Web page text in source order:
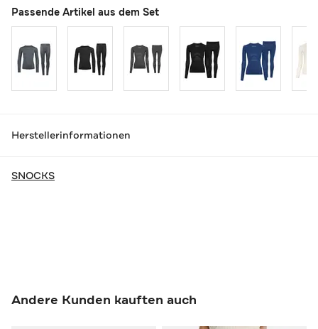
Passende Artikel aus dem Set
Herstellerinformationen
SNOCKS
Andere Kunden kauften auch